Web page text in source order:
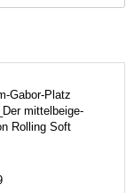
Gabor-Platz
mittelbeige-
Rolling Soft